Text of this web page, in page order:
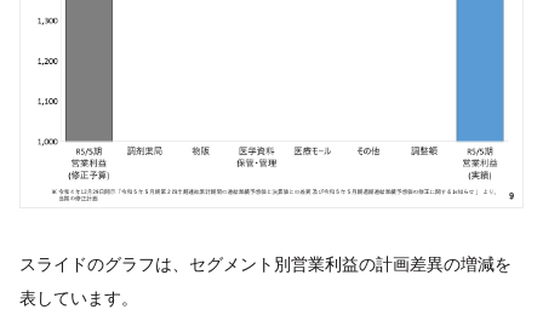
スライドのグラフは、セグメント別営業利益の計画差異の増減を
表しています。